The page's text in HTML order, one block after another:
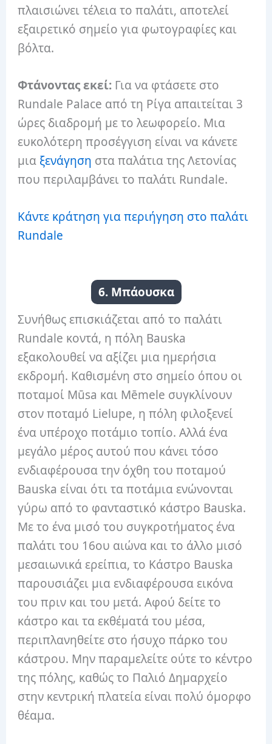
πλαισιώνει τέλεια το παλάτι, αποτελεί
εξαιρετικό σημείο για φωτογραφίες και
βόλτα.
Φτάνοντας εκεί: Για να φτάσετε στο
Rundale Palace από τη Ρίγα απαιτείται 3
ώρες διαδρομή με το λεωφορείο. Μια
ευκολότερη προσέγγιση είναι να κάνετε
μια ξενάγηση στα παλάτια της Λετονίας
που περιλαμβάνει το παλάτι Rundale.
Κάντε κράτηση για περιήγηση στο παλάτι
Rundale
6. Μπάουσκα
Συνήθως επισκιάζεται από το παλάτι
Rundale κοντά, η πόλη Bauska
εξακολουθεί να αξίζει μια ημερήσια
εκδρομή. Καθισμένη στο σημείο όπου οι
ποταμοί Mūsa και Mēmele συγκλίνουν
στον ποταμό Lielupe, η πόλη φιλοξενεί
ένα υπέροχο ποτάμιο τοπίο.Αλλά ένα
μεγάλο μέρος αυτού που κάνει τόσο
ενδιαφέρουσα την όχθη του ποταμού
Bauska είναι ότι τα ποτάμια ενώνονται
γύρω από το φανταστικό κάστρο Bauska.
Με το ένα μισό του συγκροτήματος ένα
παλάτι του 16ου αιώνα και το άλλο μισό
μεσαιωνικά ερείπια, το Κάστρο Bauska
παρουσιάζει μια ενδιαφέρουσα εικόνα
του πριν και του μετά.Αφού δείτε το
κάστρο και τα εκθέματά του μέσα,
περιπλανηθείτε στο ήσυχο πάρκο του
κάστρου. Μην παραμελείτε ούτε το κέντρο
της πόλης, καθώς το Παλιό Δημαρχείο
στην κεντρική πλατεία είναι πολύ όμορφο
θέαμα.